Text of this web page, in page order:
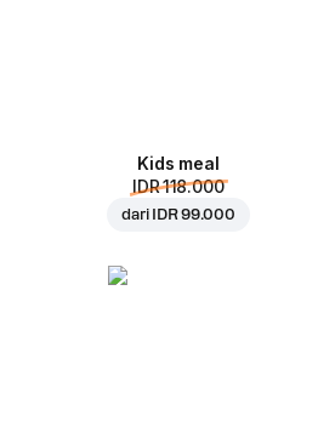
Kids meal
IDR 118.000
dari IDR 99.000